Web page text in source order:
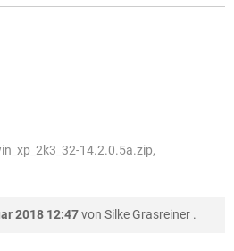
14.2.0.5a.zip,
2018 12:47von Silke Grasreiner .